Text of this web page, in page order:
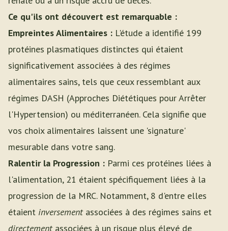
Ce qu'ils ont découvert est remarquable :
Empreintes Alimentaires : L'étude a identifié 199
protéines plasmatiques distinctes qui étaient
significativement associées à des régimes
alimentaires sains, tels que ceux ressemblant aux
régimes DASH (Approches Diététiques pour Arrêter
l'Hypertension) ou méditerranéen. Cela signifie que
vos choix alimentaires laissent une 'signature'
mesurable dans votre sang.
Ralentir la Progression : Parmi ces protéines liées à
l'alimentation, 21 étaient spécifiquement liées à la
progression de la MRC. Notamment, 8 d'entre elles
étaient inversementassociées à des régimes sains et
directementassociées à un risque plus élevé de